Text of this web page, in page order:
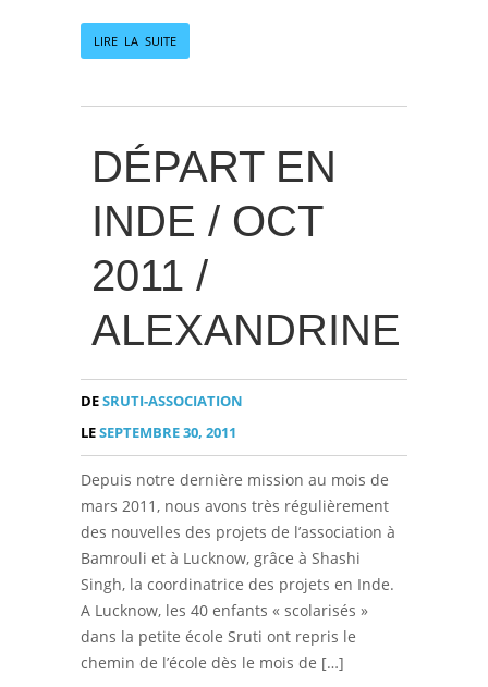
LIRE LA SUITE
DÉPART EN
INDE / OCT
2011 /
ALEXANDRINE
DESRUTI-ASSOCIATION
LESEPTEMBRE 30, 2011
Depuis notre dernière mission au mois de
mars 2011, nous avons très régulièrement
des nouvelles des projets de l’association à
Bamrouli et à Lucknow, grâce à Shashi
Singh, la coordinatrice des projets en Inde.
A Lucknow, les 40 enfants « scolarisés »
dans la petite école Sruti ont repris le
chemin de l’école dès le mois de […]